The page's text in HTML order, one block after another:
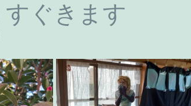
ぐきます